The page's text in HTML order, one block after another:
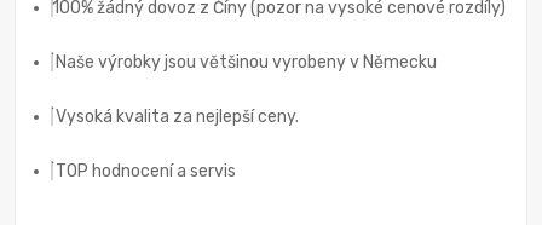
100% žádný dovoz z Číny (pozor na vysoké cenové rozdíly)
Naše výrobky jsou většinou vyrobeny v Německu
Vysoká kvalita za nejlepší ceny.
TOP hodnocení a servis